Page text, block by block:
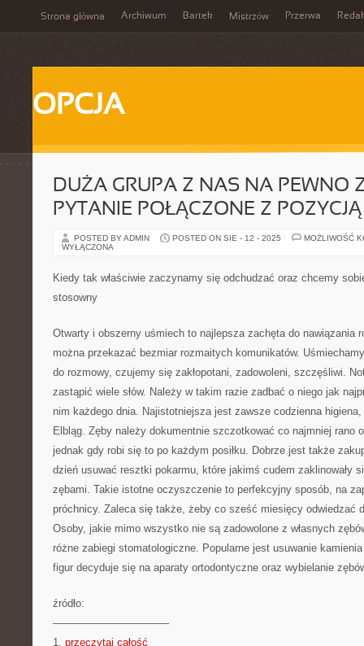
Strona główna Archiwum Bartek Mistrzów Przerwa
OPCJA
DUŻA GRUPA Z NAS NA PEWNO
PYTANIE POŁĄCZONE Z
POSTED BY ADMIN POSTED ON SIE - 12 - 2025
MOŻLIWOŚĆ
WYŁĄCZONA
Kiedy tak właściwie zaczynamy się odchudzać oraz chcemy
stosowny
Otwarty i obszerny uśmiech to najlepsza zachęta do nawiązania
można przekazać bezmiar rozmaitych komunikatów.
do rozmowy, czujemy się zakłopotani, zadowoleni, szczęśliwi.
zastąpić wiele słów. Należy w takim razie zadbać o niego jak
nim każdego dnia. Najistotniejsza jest zawsze codzienna
Elbląg. Zęby należy dokumentnie szczotkować co najmniej rano
jednak gdy robi się to po każdym posiłku. Dobrze jest także
dzień usuwać resztki pokarmu, które jakimś cudem zaklinowały
zębami. Takie istotne oczyszczenie to perfekcyjny sposób, na
próchnicy. Zaleca się także, żeby co sześć miesięcy odwiedzać
Osoby, jakie mimo wszystko nie są zadowolone z własnych
różne zabiegi stomatologiczne. Popularne jest usuwanie
figur decyduje się na aparaty ortodontyczne oraz wybielanie
źródło:
———————————
1. przeczytaj całość